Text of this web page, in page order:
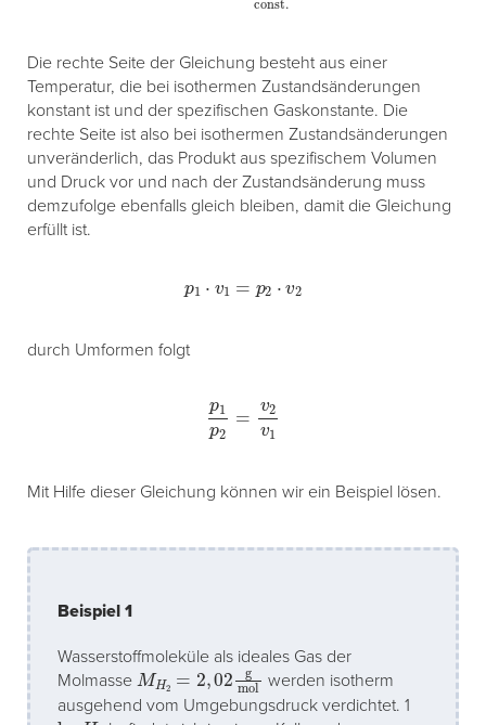
Die rechte Seite der Gleichung besteht aus einer
Temperatur, die bei isothermen Zustandsänderungen
konstant ist und der spezifischen Gaskonstante. Die
rechte Seite ist also bei isothermen Zustandsänderungen
unveränderlich, das Produkt aus spezifischem Volumen
und Druck vor und nach der Zustandsänderung muss
demzufolge ebenfalls gleich bleiben, damit die Gleichung
erfüllt ist.
p1 ⋅v1 =p 2⋅v2
durch Umformen folgt
p1p 2v
Mit Hilfe dieser Gleichung können wir ein Beispiel lösen.
Beispiel 1
Wasserstoffmoleküle als ideales Gas der
Molmasse MH2=2,02g molwerden isotherm
ausgehend vom Umgebungsdruck verdichtet. 1
kg H2